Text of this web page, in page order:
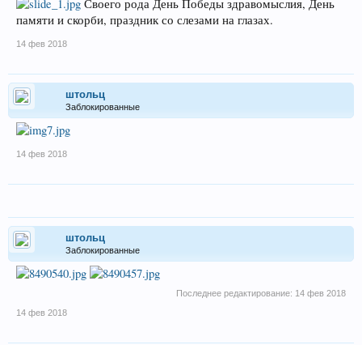
Своего рода День Победы здравомыслия, День
памяти и скорби, праздник со слезами на глазах.
14 фев 2018
штольц
Заблокированные
14 фев 2018
штольц
Заблокированные
Последнее редактирование: 14 фев 2018
14 фев 2018